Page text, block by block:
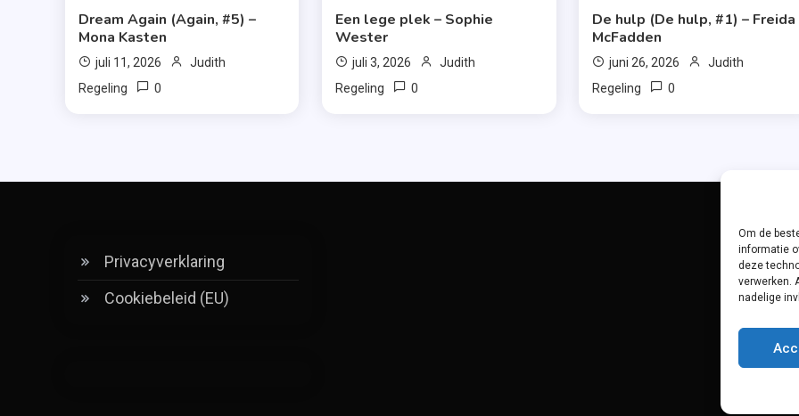
Om de
informatie
deze
verwerken.
nadelige
Dream Again (Again, #5) –
Mona Kasten
juli 11, 2026
Judith
Regeling
0
Een lege plek – Sophie
Wester
juli 3, 2026
Judith
Regeling
0
De hulp (De hulp, #1) – Freida
McFadden
juni 26, 2026
Judith
Regeling
0
Privacyverklaring
Cookiebeleid (EU)